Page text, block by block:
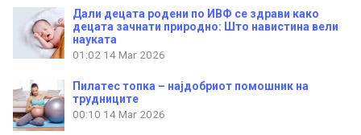
Дали децата родени по ИВФ се здрави како
децата зачнати природно: Што навистина вели
науката
01:02 14 Mar 2026
Пилатес топка – најдобриот помошник на
трудниците
00:10 14 Mar 2026